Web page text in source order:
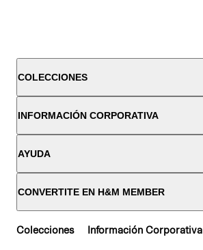
COLECCIONES
INFORMACIÓN CORPORATIVA
AYUDA
CONVERTITE EN H&M MEMBER
Colecciones Información Corporativa